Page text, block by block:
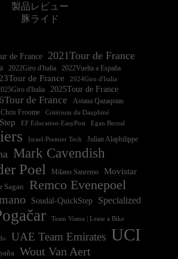
製品レビュー
豚ライド
de France 2021Tour de France
2022Vuelta a España
de France
2024Giro d'Italia‏
d'Italia 2025Tour de France
de France Astana Qazaqstan
Chris Froome Critérium du Dauphiné
EF Education-EasyPost Egan Bernal
Israel-Premier Tech Julian Alaphilippe
Mark Cavendish
Poel Milano Sanremo
Movistar
Sagan Remco Evenepoel
Soudal-QuickStep Specialized
Team Visma | Lease a Bike
UAE Team Emirates UCI
Wout Van Aert